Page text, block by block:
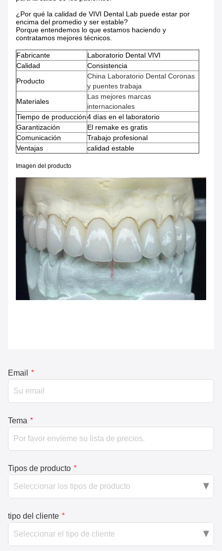
¿Por qué la calidad de VIVI Dental Lab puede estar por
encima del promedio y ser estable?
Porque entendemos lo que estamos haciendo y
contratamos mejores técnicos.
Fabricante
Laboratorio Dental VIVI
Calidad
Consistencia
Producto
China Laboratorio Dental Coronas
y puentes trabaja
Materiales
Las mejores marcas
internacionales
Tiempo de producción4 días en el laboratorio
Garantización
El remake es gratis
Comunicación
Trabajo profesional
Ventajas
calidad estable
Imagen del producto
Email *
Tema *
Tipos de producto *
tipo del cliente *